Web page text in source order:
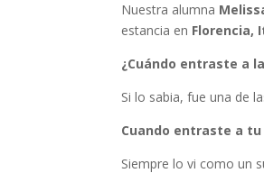
Nuestra alumna
estancia en Florencia,
¿Cuándo entraste a
Si lo sabia, fue una de
Cuando entraste a
Siempre lo vi como un